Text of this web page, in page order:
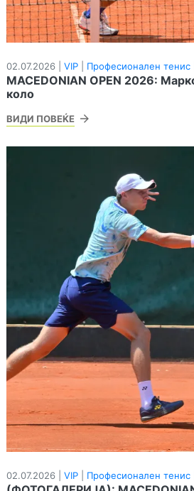
02.07.2026 | VIP Професионален тенис
MACEDONIAN OPEN 2026:
коло
ВИДИ ПОВЕЌЕ
02.07.2026 | VIP Професионален тенис